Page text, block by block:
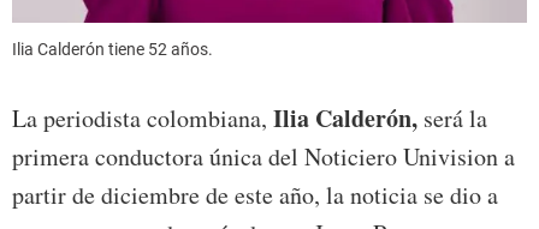
Ilia Calderón tiene 52 años.
La periodista colombiana, Ilia Calderón, será la
primera conductora única del Noticiero Univision a
partir de diciembre de este año, la noticia se dio a